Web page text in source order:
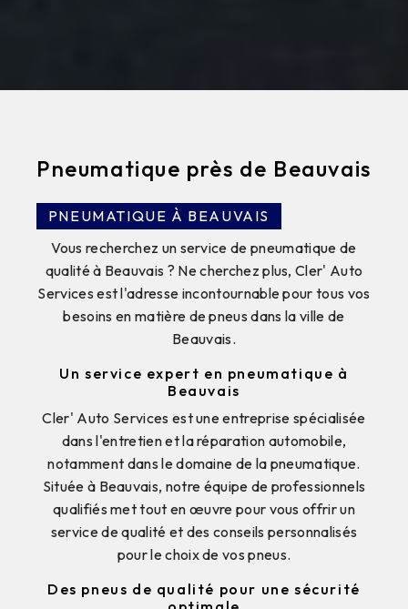
Pneumatique près de Beauvais
PNEUMATIQUE À BEAUVAIS
Vous recherchez un service de pneumatique de
qualité à Beauvais ? Ne cherchez plus, Cler' Auto
Services est l'adresse incontournable pour tous vos
besoins en matière de pneus dans la ville de
Beauvais.
Un service expert en pneumatique à
Beauvais
Cler' Auto Services est une entreprise spécialisée
dans l'entretien et la réparation automobile,
notamment dans le domaine de la pneumatique.
Située à Beauvais, notre équipe de professionnels
qualifiés met tout en œuvre pour vous offrir un
service de qualité et des conseils personnalisés
pour le choix de vos pneus.
Des pneus de qualité pour une sécurité